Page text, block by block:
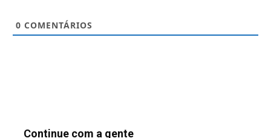
0 COMENTÁRIOS
Continue com a gente